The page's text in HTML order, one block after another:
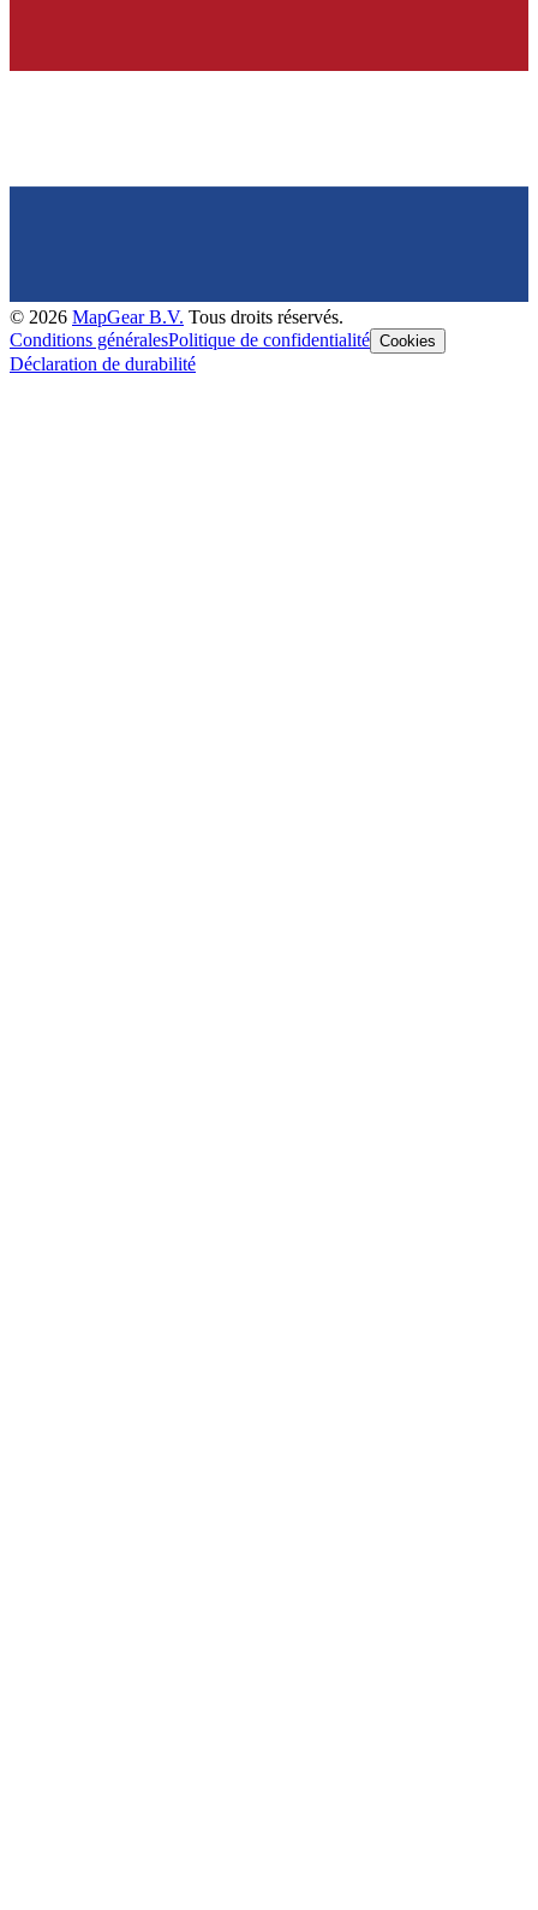
© 2026 MapGear B.V. Tous droits réservés.
Conditions généralesPolitique de confidentialité Cookies
Déclaration de durabilité